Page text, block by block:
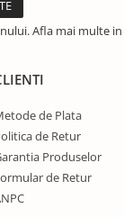
Afla mai multe in
de Plata
de Retur
Produselor
de Retur